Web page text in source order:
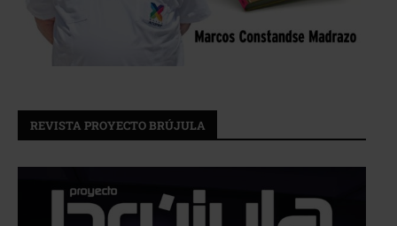
REVISTA PROYECTO BRÚJULA